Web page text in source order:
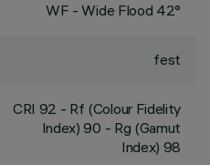
WF - Wide Flood 42°
fest
CRI 92 - Rf (Colour Fidelity
Index) 90 - Rg (Gamut
Index) 98